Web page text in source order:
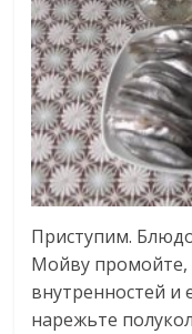
Приступим.
Мойву промойте,
внутренностей
нарежьте